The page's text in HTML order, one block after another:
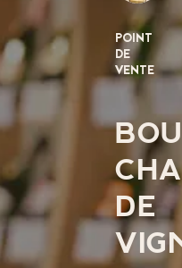
POINT
DE
VENTE
DE